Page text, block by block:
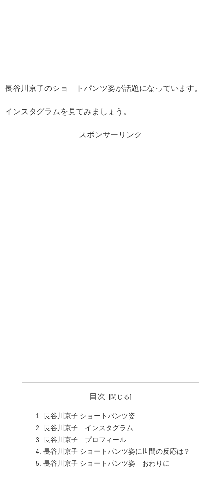
長谷川京子のショートパンツ姿が話題になっています。
インスタグラムを見てみましょう。
スポンサーリンク
目次
長谷川京子 ショートパンツ姿
長谷川京子 インスタグラム
長谷川京子 プロフィール
長谷川京子 ショートパンツ姿に世間の反応は？
長谷川京子 ショートパンツ姿 おわりに